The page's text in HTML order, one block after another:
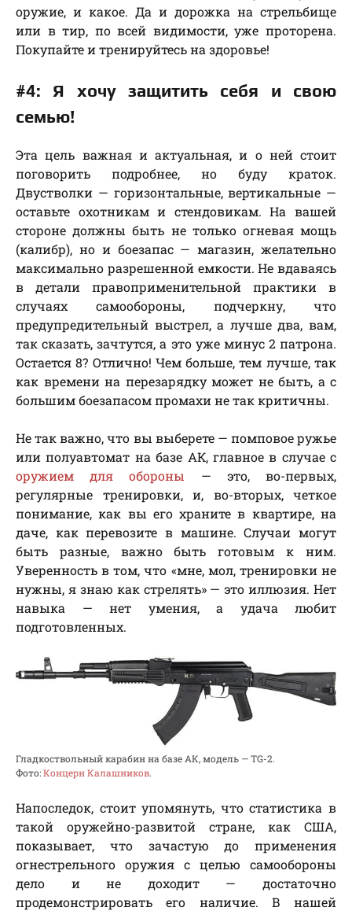
оружие, и какое. Да и дорожка на стрельбище
или в тир, по всей видимости, уже проторена.
Покупайте и тренируйтесь на здоровье!
#4: Я хочу защитить себя и свою
семью!
Эта цель важная и актуальная, и о ней стоит
поговорить подробнее, но буду краток.
Двустволки — горизонтальные, вертикальные —
оставьте охотникам и стендовикам. На вашей
стороне должны быть не только огневая мощь
(калибр), но и боезапас — магазин, желательно
максимально разрешенной емкости. Не вдаваясь
в детали правоприменительной практики в
случаях самообороны, подчеркну, что
предупредительный выстрел, а лучше два, вам,
так сказать, зачтутся, а это уже минус 2 патрона.
Остается 8? Отлично! Чем больше, тем лучше, так
как времени на перезарядку может не быть, а с
большим боезапасом промахи не так критичны.
Не так важно, что вы выберете — помповое ружье
или полуавтомат на базе АК, главное в случае с
оружием для обороны
— это, во-первых,
регулярные тренировки, и, во-вторых, четкое
понимание, как вы его храните в квартире, на
даче, как перевозите в машине. Случаи могут
быть разные, важно быть готовым к ним.
Уверенность в том, что «мне, мол, тренировки не
нужны, я знаю как стрелять» — это иллюзия. Нет
навыка — нет умения, а удача любит
подготовленных.
Гладкоствольный карабин на базе АК, модель — TG-2.
Фото:Концерн Калашников.
Напоследок, стоит упомянуть, что статистика в
такой оружейно-развитой стране, как США,
показывает, что зачастую до применения
огнестрельного оружия с целью самообороны
дело и не доходит — достаточно
продемонстрировать его наличие. В нашей